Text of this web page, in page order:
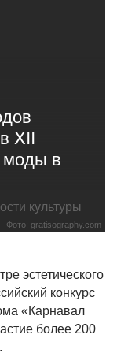
XII
моды в
культуры
Фото: gratisography.com
эстетического
конкурс
«Карнавал
более 200